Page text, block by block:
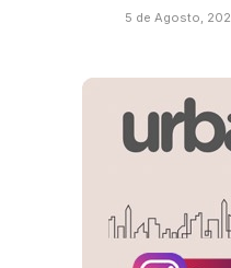
5 de Agosto,